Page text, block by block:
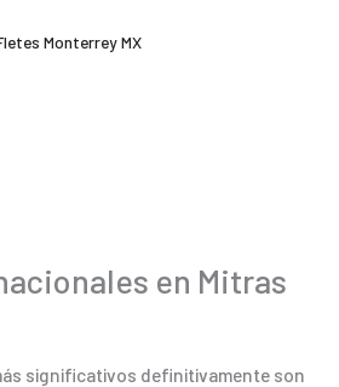
Monterrey MX
en Mitras
significativos definitivamente son